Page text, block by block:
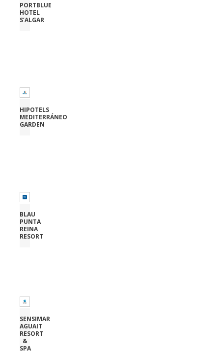
PORTBLUE
HOTEL
S’ALGAR
HIPOTELS
MEDITERRÁNEO
GARDEN
BLAU
PUNTA
REINA
RESORT
SENSIMAR
AGUAIT
RESORT
&
SPA